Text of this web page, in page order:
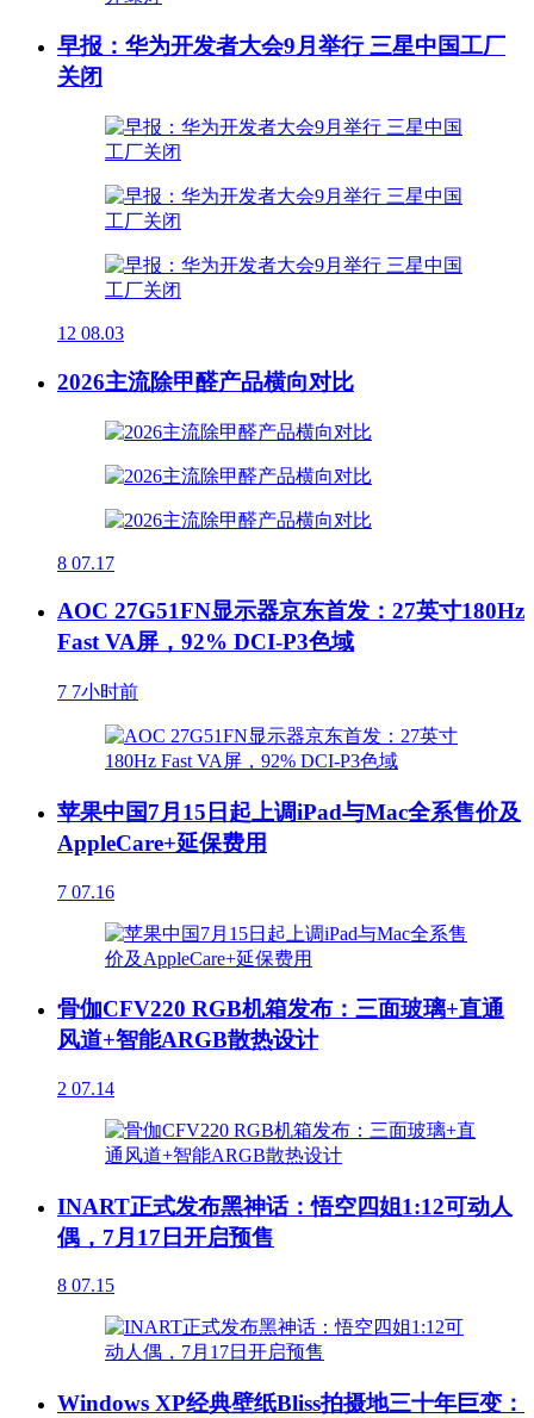
早报：华为开发者大会9月举行 三星中国工厂
关闭
12 08.03
2026主流除甲醛产品横向对比
8 07.17
AOC 27G51FN显示器京东首发：27英寸180Hz
Fast VA屏，92% DCI-P3色域
7 7小时前
苹果中国7月15日起上调iPad与Mac全系售价及
AppleCare+延保费用
7 07.16
骨伽CFV220 RGB机箱发布：三面玻璃+直通
风道+智能ARGB散热设计
2 07.14
INART正式发布黑神话：悟空四姐1:12可动人
偶，7月17日开启预售
8 07.15
Windows XP经典壁纸Bliss拍摄地三十年巨变：